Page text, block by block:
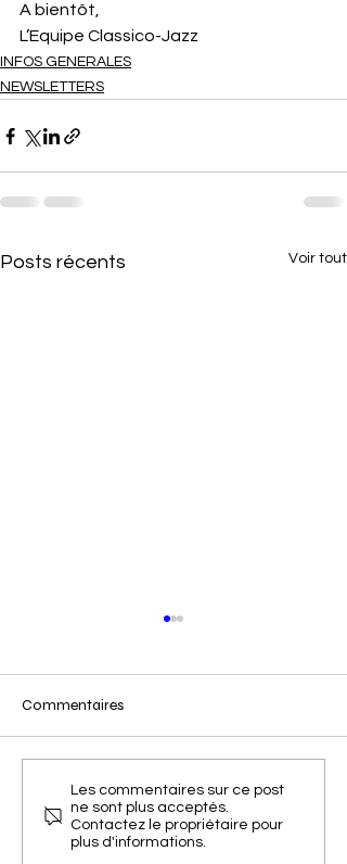
A bientôt,
L’Equipe Classico-Jazz
INFOS GENERALES
NEWSLETTERS
Posts récents Voir tout
Inscriptions et horaires
2025-2026
Commentaires
Les commentaires sur ce post
ne sont plus acceptés.
Contactez le propriétaire pour
plus d'informations.